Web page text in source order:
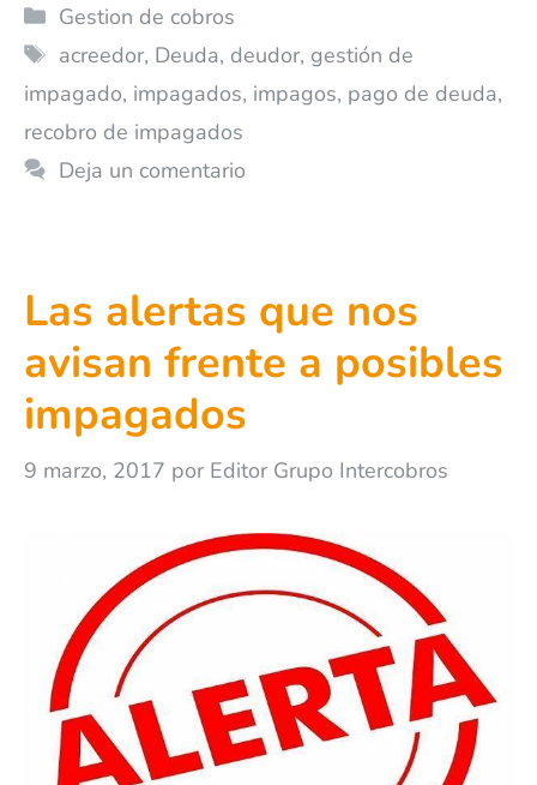
Gestion de cobros
acreedor, Deuda, deudor, gestión de
impagado, impagados, impagos, pago de deuda,
recobro de impagados
Deja un comentario
Las alertas que nos
avisan frente a posibles
impagados
9 marzo, 2017 por Editor Grupo Intercobros